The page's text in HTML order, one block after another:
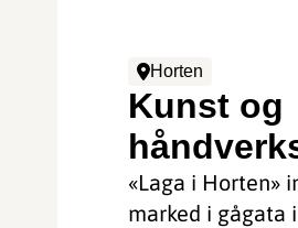
Horten
Kunst og
«Laga i Horten»
marked i gågata